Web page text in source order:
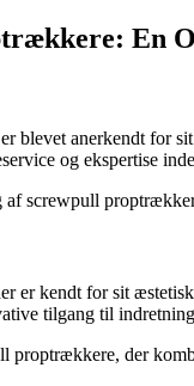
En
blevet anerkendt for
og ekspertise
screwpull
er kendt for sit
tilgang til
proptrækkere, der